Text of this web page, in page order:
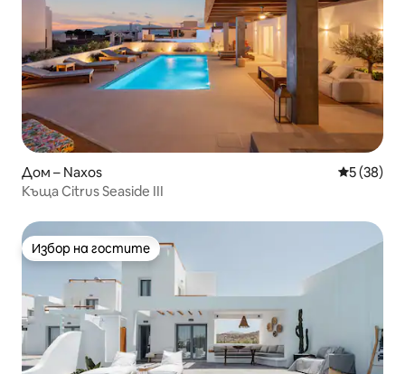
Дом – Naxos Средна
5 (38)
Къща Citrus Seaside III
Избор на гостите
Избор на гостите